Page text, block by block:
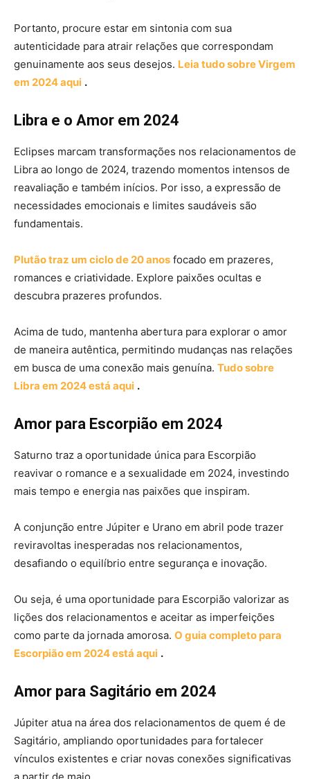
Portanto, procure estar em sintonia com sua
autenticidade para atrair relações que correspondam
genuinamente aos seus desejos. Leia tudo sobre Virgem
em 2024 aqui .
Libra e o Amor em 2024
Eclipses marcam transformações nos relacionamentos de
Libra ao longo de 2024, trazendo momentos intensos de
reavaliação e também inícios. Por isso, a expressão de
necessidades emocionais e limites saudáveis são
fundamentais.
Plutão traz um ciclo de 20 anos focado em prazeres,
romances e criatividade. Explore paixões ocultas e
descubra prazeres profundos.
Acima de tudo, mantenha abertura para explorar o amor
de maneira autêntica, permitindo mudanças nas relações
em busca de uma conexão mais genuína. Tudo sobre
Libra em 2024 está aqui .
Amor para Escorpião em 2024
Saturno traz a oportunidade única para Escorpião
reavivar o romance e a sexualidade em 2024, investindo
mais tempo e energia nas paixões que inspiram.
A conjunção entre Júpiter e Urano em abril pode trazer
reviravoltas inesperadas nos relacionamentos,
desafiando o equilíbrio entre segurança e inovação.
Ou seja, é uma oportunidade para Escorpião valorizar as
lições dos relacionamentos e aceitar as imperfeições
como parte da jornada amorosa. O guia completo para
Escorpião em 2024 está aqui .
Amor para Sagitário em 2024
Júpiter atua na área dos relacionamentos de quem é de
Sagitário, ampliando oportunidades para fortalecer
vínculos existentes e criar novas conexões significativas